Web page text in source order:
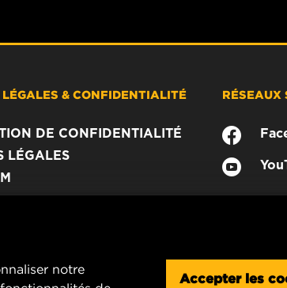
& CONFIDENTIALITÉ
DE CONFIDENTIALITÉ
LÉGALES
RÉSEAUX
notre
Accepter les